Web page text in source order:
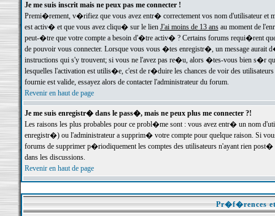
Je me suis inscrit mais ne peux pas me connecter !
Premi�rement, v�rifiez que vous avez entr� correctement vos nom d'utilisateur
est activ� et que vous avez cliqu� sur le lien J'ai moins de 13 ansau moment de
peut-�tre que votre compte a besoin d'�tre activ� ? Certains forums requi�rent
de pouvoir vous connecter. Lorsque vous vous �tes enregistr�, un message aurait
instructions qui s'y trouvent; si vous ne l'avez pas re�u, alors �tes-vous bien s�r
lesquelles l'activation est utilis�e, c'est de r�duire les chances de voir des
fournie est valide, essayez alors de contacter l'administrateur du forum.
Revenir en haut de page
Je me suis enregistr� dans le pass�, mais ne peux plus me connecter ?!
Les raisons les plus probables pour ce probl�me sont : vous avez entr� un nom
enregistr�) ou l'administrateur a supprim� votre compte pour quelque raison. Si
forums de supprimer p�riodiquement les comptes des utilisateurs n'ayant rien
dans les discussions.
Revenir en haut de page
Pr�f�rences